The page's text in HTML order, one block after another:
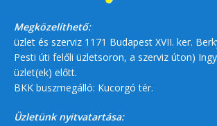
Megközelíthető:
üzlet és szerviz 1171 Budapest XVII. ker.
Pesti úti felőli üzletsoron, a szerviz úton)
üzlet(ek) előtt.
BKK buszmegálló: Kucorgó tér.
Üzletünk nyitvatartása: